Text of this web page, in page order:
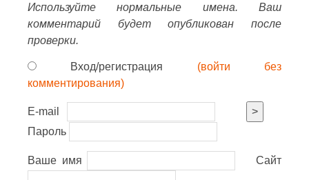
Используйте нормальные имена. Ваш
комментарий будет опубликован после
проверки.
Вход/регистрация (войти без
комментирования)
E-mail
>
Пароль
Ваше имя Сайт